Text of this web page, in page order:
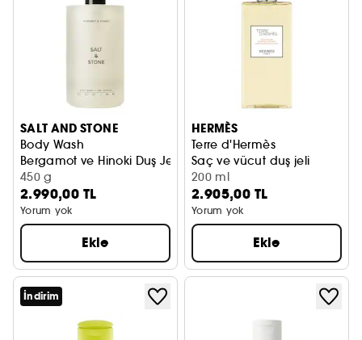
SALT AND STONE
Body Wash
Bergamot ve Hinoki Duş Jeli
450 g
2.990,00 TL
Yorum yok
Ekle
HERMÈS
Terre d'Hermès
Saç ve vücut duş jeli
200 ml
2.905,00 TL
Yorum yok
Ekle
İndirim